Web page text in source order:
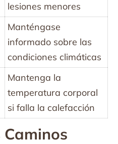
lesiones menores
Manténgase
informado sobre las
condiciones climáticas
Mantenga la
temperatura corporal
si falla la calefacción